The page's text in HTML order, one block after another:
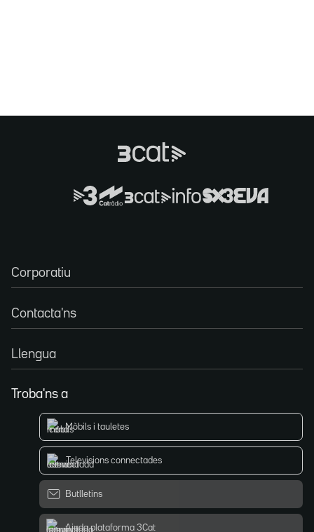
Corporatiu
Contacta'ns
Llengua
Troba'ns a
Mòbils i tauletes
Televisions connectades
Butlletins
Ajuda plataforma 3Cat